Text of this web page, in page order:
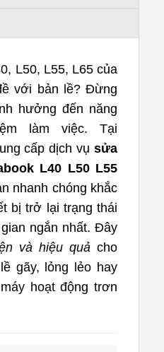
L50, L55, L65 của
với bản lề? Đừng
hưởng đến năng
làm việc. Tại
cấp dịch vụ sửa
L40 L50 L55
nhanh chóng khắc
bị trở lại trạng thái
ngắn nhất. Đây
và hiệu quả cho
gãy, lỏng lẻo hay
hoạt động trơn